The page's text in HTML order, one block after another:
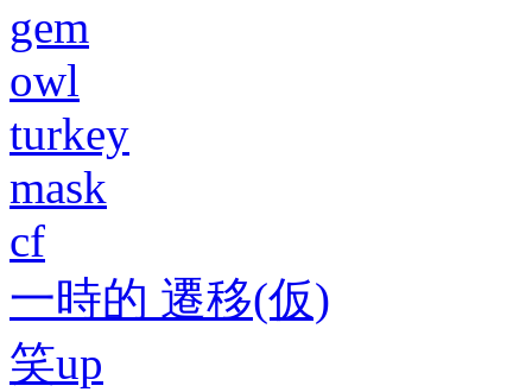
gem
owl
turkey
mask
cf
一時的 遷移(仮)
笑up